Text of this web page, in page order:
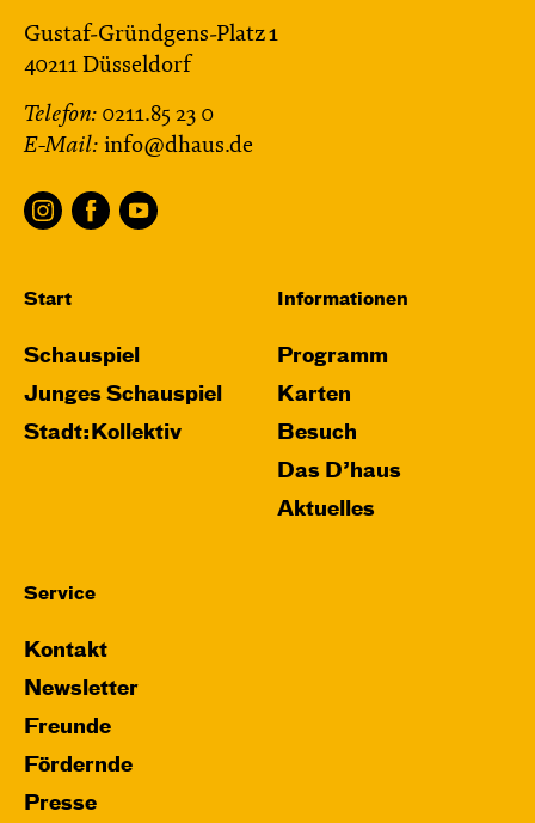
Gustaf-Gründgens-Platz 1
40211 Düsseldorf
Telefon: 0211.85 23 0
E-Mail: info@dhaus.de
Start
Schauspiel
Junges Schauspiel
Stadt:Kollektiv
Informationen
Programm
Karten
Besuch
Das D’haus
Aktuelles
Service
Kontakt
Newsletter
Freunde
Fördernde
Presse